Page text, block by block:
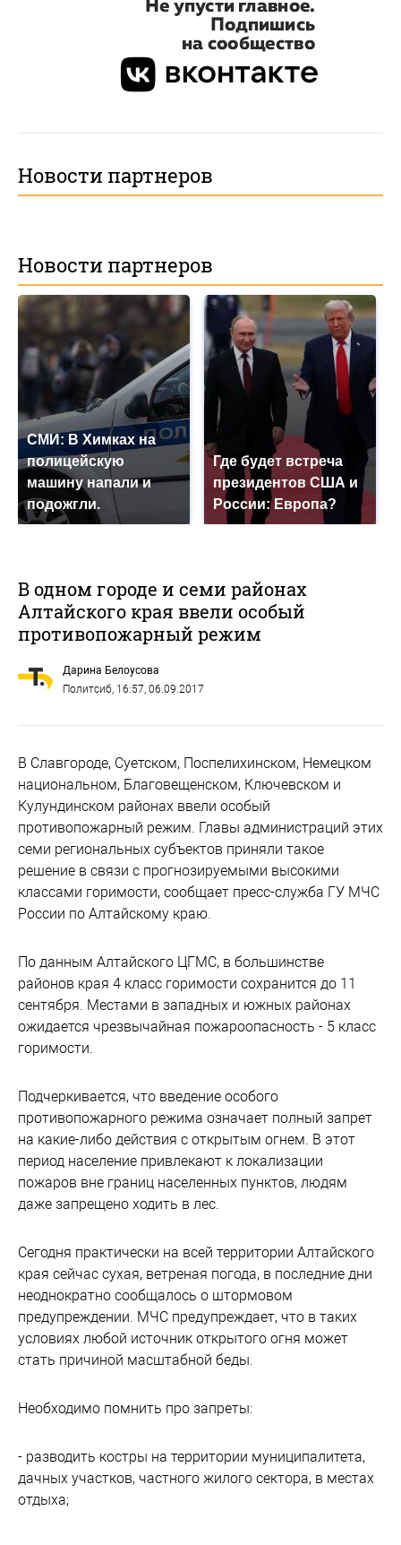
Новости партнеров
Новости партнеров
СМИ: В Химках на
полицейскую
машину напали и
подожгли.
Где будет встреча
президентов США и
России: Европа?
В одном городе и семи районах
Алтайского края ввели особый
противопожарный режим
Дарина Белоусова
Политсиб, 16:57, 06.09.2017
В Славгороде, Суетском, Поспелихинском, Немецком
национальном, Благовещенском, Ключевском и
Кулундинском районах ввели особый
противопожарный режим. Главы администраций этих
семи региональных субъектов приняли такое
решение в связи с прогнозируемыми высокими
классами горимости, сообщает пресс-служба ГУ МЧС
России по Алтайскому краю.
По данным Алтайского ЦГМС, в большинстве
районов края 4 класс горимости сохранится до 11
сентября. Местами в западных и южных районах
ожидается чрезвычайная пожароопасность - 5 класс
горимости.
Подчеркивается, что введение особого
противопожарного режима означает полный запрет
на какие-либо действия с открытым огнем. В этот
период население привлекают к локализации
пожаров вне границ населенных пунктов, людям
даже запрещено ходить в лес.
Сегодня практически на всей территории Алтайского
края сейчас сухая, ветреная погода, в последние дни
неоднократно сообщалось о штормовом
предупреждении. МЧС предупреждает, что в таких
условиях любой источник открытого огня может
стать причиной масштабной беды.
Необходимо помнить про запреты:
- разводить костры на территории муниципалитета,
дачных участков, частного жилого сектора, в местах
отдыха;